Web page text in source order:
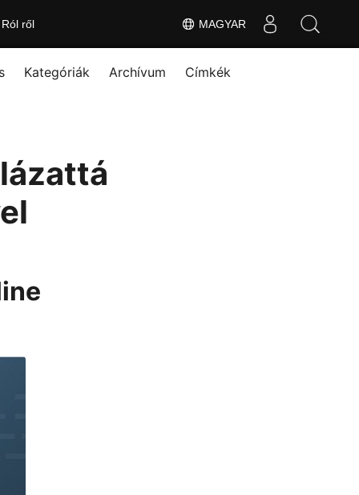
MAGYAR
Ról ről
Kategóriák Archívum Címkék